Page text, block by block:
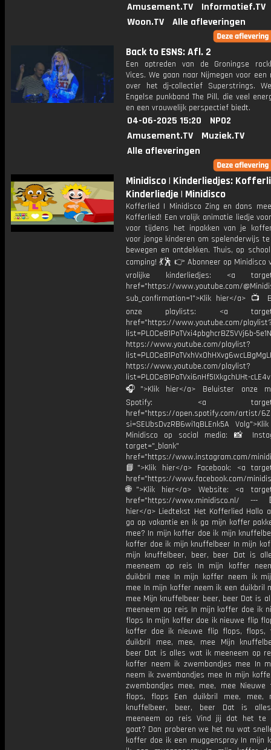
Amusement.TV
Informatief.TV
Woon.TV
Alle afleveringen
Back to ESNS: Afl. 2
Een optreden van de Groningse
Vices. We gaan naar Nijmegen voor een
over het dj-collectief Superstrings.
Engelse punkband The Pill, die veel
en een vrouwelijk perspectief biedt.
04-06-2025 15:20
NPO2
Amusement.TV
Muziek.TV
Alle afleveringen
Minidisco | Kinderliedjes:
Kinderliedje | Minidisco
Kofferlied | Minidisco Zing en dans
Kofferlied! Een vrolijk animatie liedje
voor tijdens het inpakken van je
voor jonge kinderen om spelenderwijs
bewegen en ontdekken. Thuis, op
camping! 💃🕺 👉 Abonneer op Minidisco
vrolijke kinderliedjes: <a
href="https://www.youtube.com/
sub_confirmation=1">Klik hier</a> 📺
onze playlists: <a
href="https://www.youtube.com/
list=PL0Ce81PoTVxi4pbghcrBZ5VVj6b-
https://www.youtube.com/playlist?
https://www.youtube.com/playlist?
list=PL0Ce81PoTVxi6nHf5IXkgchUHt-
🎧">Klik hier</a> Beluister onze
Spotify: <a
href="https://open.spotify.com/artist/
si=SEUbsDvzRB6wi1qBLEnk5A
Minidisco op social media: 📸
target="_blank"
href="https://www.instagram.com/
📘">Klik hier</a> Facebook: <a
href="https://www.facebook.com/
🌐">Klik hier</a> Website: <a
href="https://www.minidisco.nl/ ---
hier</a> Liedtekst Het Kofferlied Hallo
ga op vakantie en ik ga mijn koffer
mee? In mijn koffer doe ik mijn
koffer doe ik mijn knuffelbeer In mijn
mijn knuffelbeer, beer, beer Dat is
meeneem op reis In mijn koffer
duikbril mee In mijn koffer neem ik
mee In mijn koffer neem ik een duikbril
mee Mijn knuffelbeer beer, beer Dat is
meeneem op reis In mijn koffer doe ik
flops In mijn koffer doe ik nieuwe flip
koffer doe ik nieuwe flip flops, flops,
duikbril mee, mee, mee Mijn
beer Dat is alles wat ik meeneem op
koffer neem ik zwembandjes mee In
neem ik zwembandjes mee In mijn
zwembandjes mee, mee, mee
flops, flops Een duikbril mee, mee,
knuffelbeer, beer, beer Dat is
meeneem op reis Vind jij dat het te
gaat? Dan proberen we het nu wat
koffer doe ik een muggenspray In mijn